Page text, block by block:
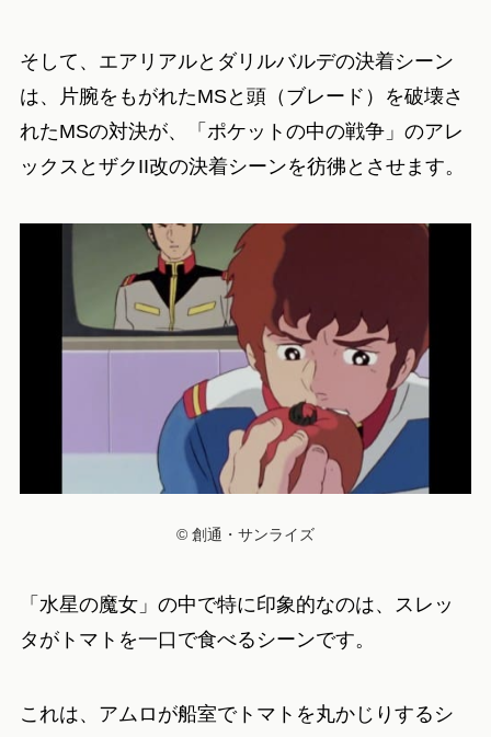
そして、エアリアルとダリルバルデの決着シーン
は、片腕をもがれたMSと頭（ブレード）を破壊さ
れたMSの対決が、「ポケットの中の戦争」のアレ
ックスとザクII改の決着シーンを彷彿とさせます。
© 創通・サンライズ
「水星の魔女」の中で特に印象的なのは、スレッ
タがトマトを一口で食べるシーンです。
これは、アムロが船室でトマトを丸かじりするシ